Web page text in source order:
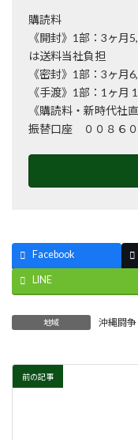
購読料
《開封》1部：3ヶ
は送料当社負担
《密封》1部：3ヶ月
《手渡》1部：1ヶ月
《購読料・新時代社直
振替口座 ００８６
Facebook
LINE
地域 沖縄闘争
前の記事